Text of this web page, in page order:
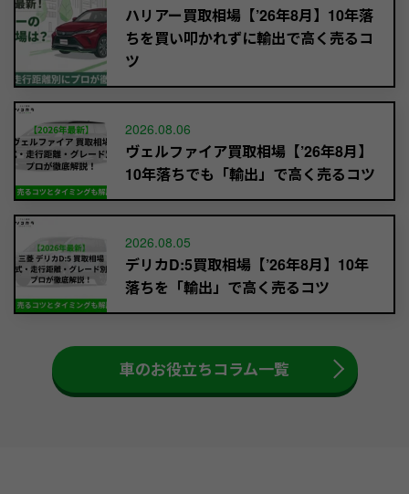
ハリアー買取相場【’26年8月】10年落
ちを買い叩かれずに輸出で高く売るコ
ツ
2026.08.06
ヴェルファイア買取相場【’26年8月】
10年落ちでも「輸出」で高く売るコツ
2026.08.05
デリカD:5買取相場【’26年8月】10年
落ちを「輸出」で高く売るコツ
車のお役立ちコラム一覧